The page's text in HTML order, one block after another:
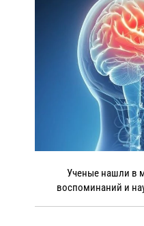
Ученые нашли в
воспоминаний и